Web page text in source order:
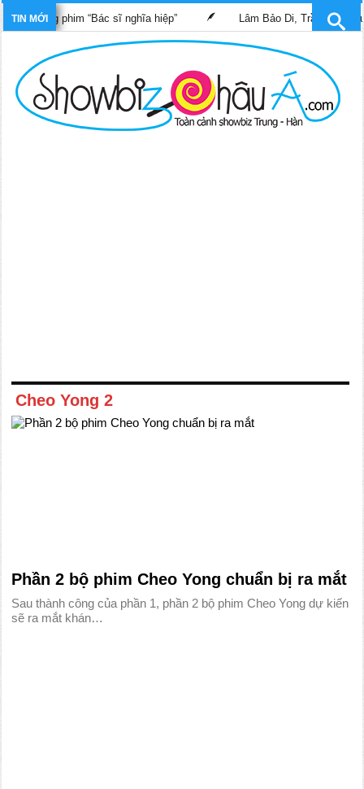
TIN MỚI
trong phim “Bác sĩ nghĩa hiệp” Lâm Bảo Di, Trần Pháp Dung
Cheo Yong 2
Phần 2 bộ phim Cheo Yong chuẩn bị ra mắt
Sau thành công của phần 1, phần 2 bộ phim Cheo Yong dự kiến
sẽ ra mắt khán…